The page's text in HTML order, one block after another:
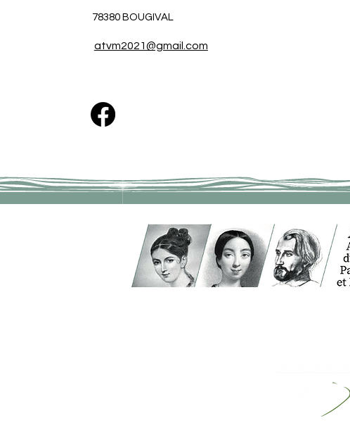
78380 BOUGIVAL
atvm2021@gmail.com